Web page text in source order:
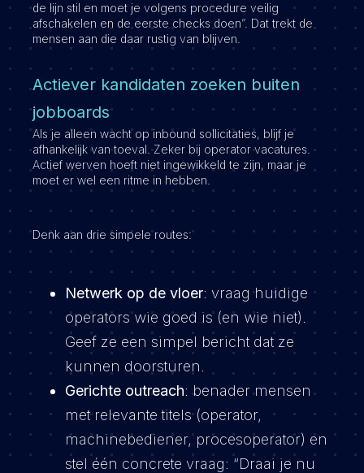
de lijn stil en moet je volgens procedure veilig
afschakelen en de eerste checks doen”. Dat trekt de
mensen aan die daar rustig van blijven.
Actiever kandidaten zoeken buiten
jobboards
Als je alleen wacht op inbound sollicitaties, blijf je
afhankelijk van toeval. Zeker bij operator vacatures.
Actief werven hoeft niet ingewikkeld te zijn, maar je
moet er wel een ritme in hebben.
Denk aan drie simpele routes:
Netwerk op de vloer: vraag huidige
operators wie goed is (en wie niet).
Geef ze een simpel bericht dat ze
kunnen doorsturen.
Gerichte outreach: benader mensen
met relevante titels (operator,
machinebediener, procesoperator) en
stel één concrete vraag: “Draai je nu